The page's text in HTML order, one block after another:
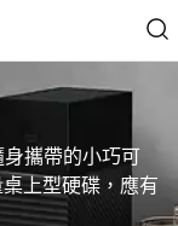
攜帶的小巧可
上型硬碟，應有